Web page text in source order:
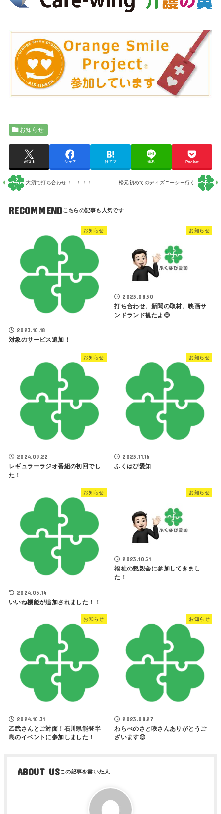
お知らせ
ポスト シェア はてブ 送る Pocket
大須で打ち合わせ！！！！！ 松元初めてのディズニーシー行く
RECOMMEND
お知らせ
2023.10.18
対象のサービス追加！
お知らせ
2023.08.30
打ち合わせ、新聞の取材、映画サ
ンドランド観たよ😊
お知らせ
2024.09.22
レギュラーラジオ番組の初回でし
た！
お知らせ
2023.11.16
ふくはぴ愛知
お知らせ
2024.05.14
いいね機能が追加されました！！
お知らせ
2023.10.31
福祉の懇親会に参加してきまし
た！
お知らせ
2024.10.31
乙武さんとご対面！石川県能登半
島のイベントに参加しました！
お知らせ
2023.08.27
わらべのさと咲さんありがとうご
ざいます😊
ABOUT US